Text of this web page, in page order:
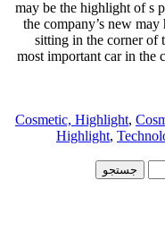
may be the highlight of s
the company’s new
sitting in the corner of
most important car in the
Cosmetic, Highlight,
Highlight,